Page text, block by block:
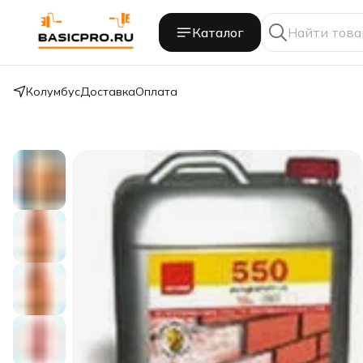
Каталог
КолумбусДоставкаОплата